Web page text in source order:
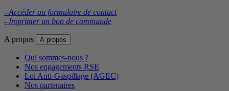
- Accéder au formulaire de contact
- Imprimer un bon de commande
A propos A propos
Qui sommes-nous ?
Nos engagements RSE
Loi Anti-Gaspillage (AGEC)
Nos partenaires